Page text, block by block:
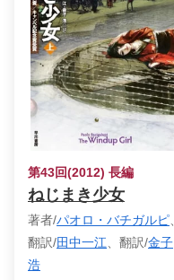
第43回(2012) 長編
ねじまき少女
著者/パオロ・バチガルピ
翻訳/田中一江 、翻訳/金子
浩